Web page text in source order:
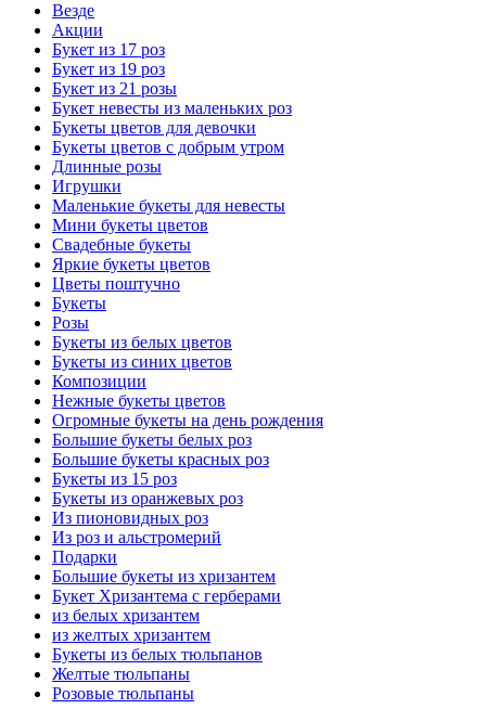
Везде
Акции
Букет из 17 роз
Букет из 19 роз
Букет из 21 розы
Букет невесты из маленьких роз
Букеты цветов для девочки
Букеты цветов с добрым утром
Длинные розы
Игрушки
Маленькие букеты для невесты
Мини букеты цветов
Свадебные букеты
Яркие букеты цветов
Цветы поштучно
Букеты
Розы
Букеты из белых цветов
Букеты из синих цветов
Композиции
Нежные букеты цветов
Огромные букеты на день рождения
Большие букеты белых роз
Большие букеты красных роз
Букеты из 15 роз
Букеты из оранжевых роз
Из пионовидных роз
Из роз и альстромерий
Подарки
Большие букеты из хризантем
Букет Хризантема с герберами
из белых хризантем
из желтых хризантем
Букеты из белых тюльпанов
Желтые тюльпаны
Розовые тюльпаны